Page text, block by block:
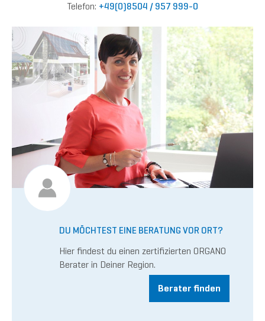
Telefon: +49(0)8504 / 957 999-0
DU MÖCHTEST EINE BERATUNG VOR ORT?
Hier findest du einen zertifizierten ORGANO
Berater in Deiner Region.
Berater finden